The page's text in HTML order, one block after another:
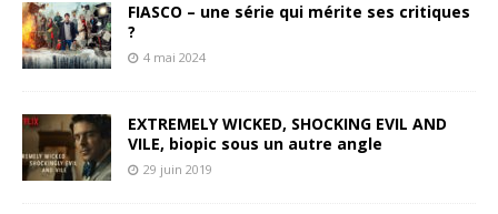
FIASCO – une série qui mérite ses critiques
?
4 mai 2024
EXTREMELY WICKED, SHOCKING EVIL AND
VILE, biopic sous un autre angle
29 juin 2019